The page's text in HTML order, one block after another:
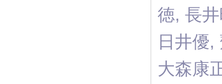
徳, 長
日井優,
大森康